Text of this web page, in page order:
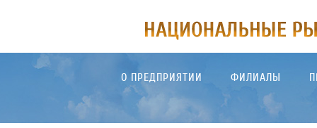
О ПРЕДПРИЯТИИ ФИЛИАЛЫ